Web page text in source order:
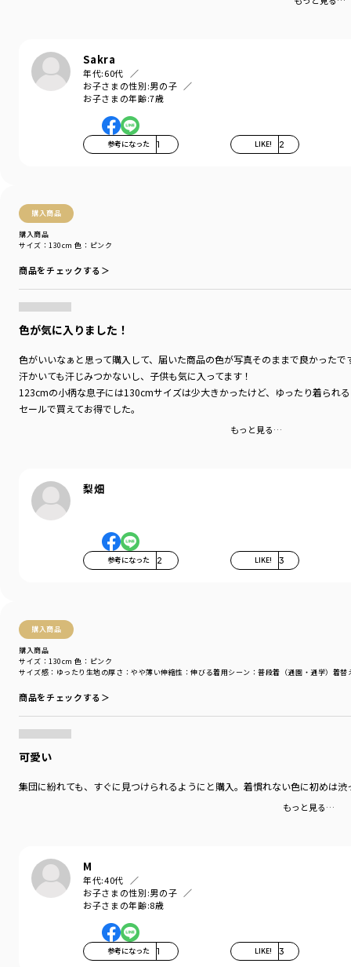
Sakra
年代:60代
お子さまの性別:男の子
お子さまの年齢:7歳
参考になった 1 LIKE! 2
購入商品
購入商品
サイズ：130cm 色：ピンク
商品をチェックする＞
色が気に入りました！
色がいいなぁと思って購入して、届いた商品の色が写真そのままで良かったで
汗かいても汗じみつかないし、子供も気に入ってます！
123cmの小柄な息子には130cmサイズは少大きかったけど、ゆったり着られ
セールで買えてお得でした。
もっと見る…
梨畑
参考になった 2 LIKE! 3
購入商品
購入商品
サイズ感 ：ゆったり 生地の厚さ ：やや薄い伸縮性 ：伸びる着用シーン ：普段着（通園・通学） 着替
サイズ：130cm 色：ピンク
商品をチェックする＞
可愛い
集団に紛れても、すぐに見つけられるようにと購入。着慣れない色に初めは
もっと見る…
M
年代:40代
お子さまの性別:男の子
お子さまの年齢:8歳
参考になった 1 LIKE! 3
伸縮性：あり
80㎝・90㎝のみ肩ボタンが付いております。
着用イメージ/カラー：アイボリー
モデル：身長112.0cm 体重19.0kg
サイズ：サイズ110
カテゴリ
カラー
性別タイプ
／ BOY